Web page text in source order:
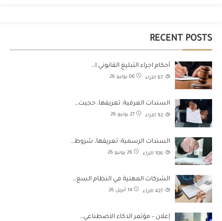
RECENT POSTS
أحكام اجراء التبليغ القانوني ا…
06 يوليو 26 الآراء
السندات العرفية: تعريفها، حجيت…
27 يونيو 26 الآراء
السندات الرسمية: تعريفها، شروط…
26 يونيو 26 الآراء
الشركات المهنية في النظام السع…
14 أبريل 26 الآراء
إعلان – مؤتمر الذكاء الاصطناعي…